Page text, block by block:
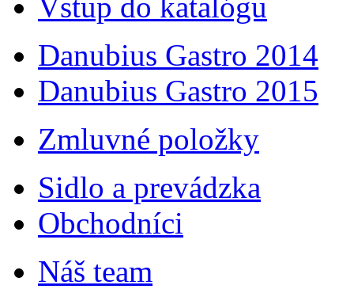
Danubius Gastro 2014
Danubius Gastro 2015
Zmluvné položky
Sidlo a prevádzka
Obchodníci
Náš team